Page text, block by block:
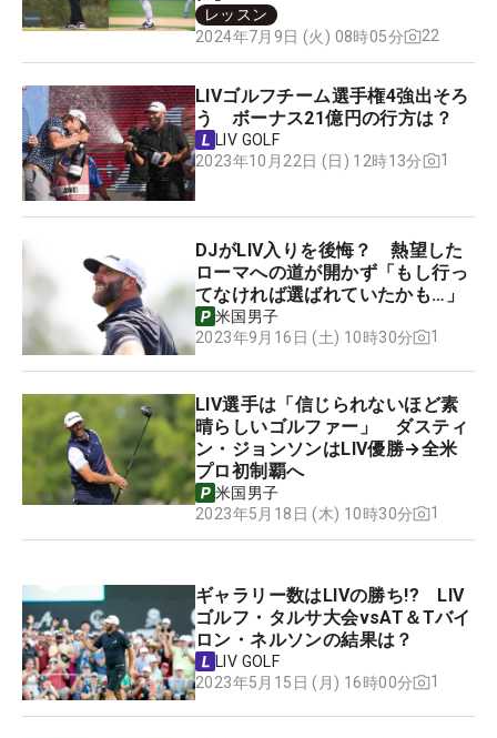
レッスン
2024年7月9日 (火) 08時05分
22
LIVゴルフチーム選手権4強出そろ
う ボーナス21億円の行方は？
LIV GOLF
2023年10月22日 (日) 12時13分
1
DJがLIV入りを後悔？ 熱望した
ローマへの道が開かず「もし行っ
てなければ選ばれていたかも…」
米国男子
2023年9月16日 (土) 10時30分
1
LIV選手は「信じられないほど素
晴らしいゴルファー」 ダスティ
ン・ジョンソンはLIV優勝→全米
プロ初制覇へ
米国男子
2023年5月18日 (木) 10時30分
1
ギャラリー数はLIVの勝ち!? LIV
ゴルフ・タルサ大会vsAT＆Tバイ
ロン・ネルソンの結果は？
LIV GOLF
2023年5月15日 (月) 16時00分
1